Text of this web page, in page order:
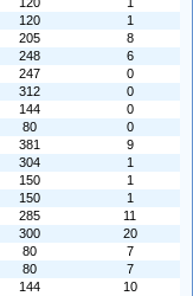
120
1
205
8
248
6
247
0
312
0
144
0
80
0
381
9
304
1
150
1
150
1
285
11
300
20
80
7
80
7
144
10